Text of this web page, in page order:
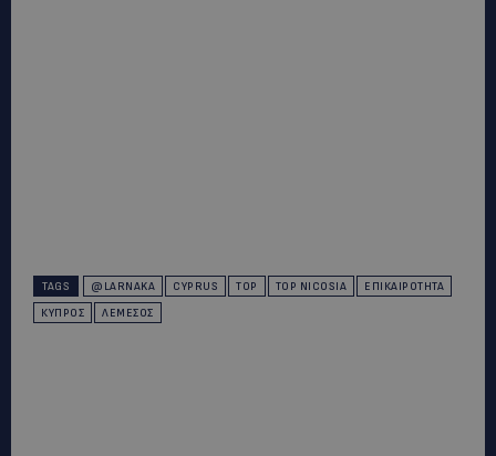
TAGS @LARNAKA CYPRUS TOP TOP NICOSIA
ΕΠΙΚΑΙΡΌΤΗΤΑ
ΚΎΠΡΟΣ
ΛΕΜΕΣΌΣ